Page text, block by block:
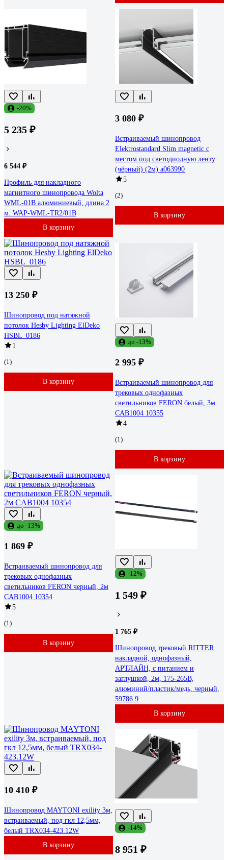
-20%
5 235 ₽
6 544 ₽
Профиль для накладного
магнитного шинопровода Wolta
WML-01B алюминиевый, длина 2
м. WAP-WML-TR2/01B
В корзину
3 080 ₽
Встраиваемый шинопровод
Elektrostandard Slim magnetic с
местом под светодиодную ленту
(чёрный) (2м) a063990
5
(2)
В корзину
13 250 ₽
Шинопровод под натяжной
потолок Hesby Lighting ElDeko
HSBL_0186
1
(1)
В корзину
до -13%
2 995 ₽
Встраиваемый шинопровод для
трековых однофазных
светильников FERON белый, 3м
CAB1004 10355
4
(1)
В корзину
до -13%
1 869 ₽
Встраиваемый шинопровод для
трековых однофазных
светильников FERON черный, 2м
CAB1004 10354
5
(1)
В корзину
-12%
1 549 ₽
1 765 ₽
Шинопровод трековый RITTER
накладной, однофазный,
АРТЛАЙН, с питанием и
заглушкой, 2м, 175-265В,
алюминий/пластик/медь, черный,
59786 9
В корзину
10 410 ₽
Шинопровод MAYTONI exility 3м,
встраиваемый, под гкл 12,5мм,
белый TRX034-423.12W
В корзину
-14%
8 951 ₽